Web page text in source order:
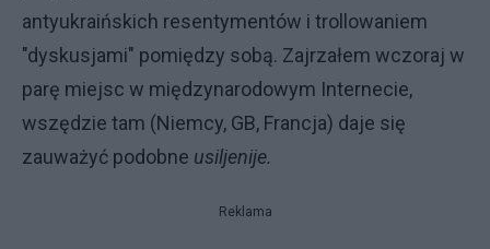
antyukraińskich resentymentów i trollowaniem
"dyskusjami" pomiędzy sobą. Zajrzałem wczoraj w
parę miejsc w międzynarodowym Internecie,
wszędzie tam (Niemcy, GB, Francja) daje się
zauważyć podobne usiljenije.
Reklama